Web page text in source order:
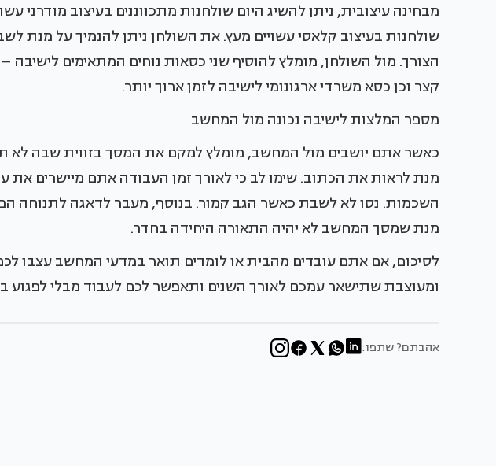
מבחינה עיצובית, ניתן להשיג היום שולחנות מתכווננים בעיצוב מודרני
שולחנות בעיצוב קלאסי עשויים מעץ. את השולחן ניתן להנמיך על מנת
הצורך. מול השולחן, מומלץ להוסיף שני כסאות נוחים המתאימים לישיבה
קצר וכן כסא משרדי ארגונומי לישיבה לזמן ארוך יותר.
מספר המלצות לישיבה נכונה מול המחשב
כאשר אתם יושבים מול המחשב, מומלץ למקם את המסך בזווית שבה לא
מנת לראות את הכתוב. שימו לב כי לאורך זמן העבודה אתם מיישרים
השכמות. נסו לא לשבת כאשר הגב קמור. בנוסף, מעבר לדאגה לתנוחה
מנת שמסך המחשב לא יהיה התאורה היחידה בחדר.
לסיכום, אם אתם עובדים מהבית או לומדים תואר במדעי המחשב עצבו
ומעוצבת שתישאר עמכם לאורך השנים ותאפשר לכם לעבוד מבלי לפגוע
אהבתם? שתפו: